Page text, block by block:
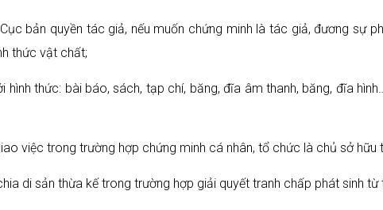
bản quyền tác giả, nếu muốn chứng minh là tác giả, đương sự
thức vật chất;
thức: bài báo, sách, tạp chí, băng, đĩa âm thanh, băng, đĩa
việc trong trường hợp chứng minh cá nhân, tổ chức là chủ sở hữu
di sản thừa kế trong trường hợp giải quyết tranh chấp phát sinh